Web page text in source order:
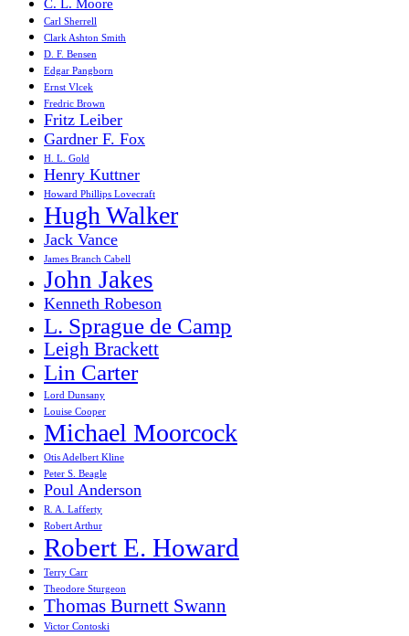
C. L. Moore
Carl Sherrell
Clark Ashton Smith
D. F. Bensen
Edgar Pangborn
Ernst Vlcek
Fredric Brown
Fritz Leiber
Gardner F. Fox
H. L. Gold
Henry Kuttner
Howard Phillips Lovecraft
Hugh Walker
Jack Vance
James Branch Cabell
John Jakes
Kenneth Robeson
L. Sprague de Camp
Leigh Brackett
Lin Carter
Lord Dunsany
Louise Cooper
Michael Moorcock
Otis Adelbert Kline
Peter S. Beagle
Poul Anderson
R. A. Lafferty
Robert Arthur
Robert E. Howard
Terry Carr
Theodore Sturgeon
Thomas Burnett Swann
Victor Contoski